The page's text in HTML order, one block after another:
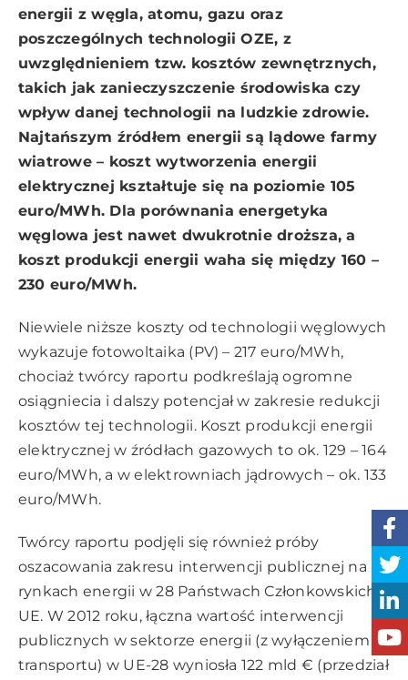
energii z węgla, atomu, gazu oraz
poszczególnych technologii OZE, z
uwzględnieniem tzw. kosztów zewnętrznych,
takich jak zanieczyszczenie środowiska czy
wpływ danej technologii na ludzkie zdrowie.
Najtańszym źródłem energii są lądowe farmy
wiatrowe – koszt wytworzenia energii
elektrycznej kształtuje się na poziomie 105
euro/MWh. Dla porównania energetyka
węglowa jest nawet dwukrotnie droższa, a
koszt produkcji energii waha się między 160 –
230 euro/MWh.
Niewiele niższe koszty od technologii węglowych
wykazuje fotowoltaika (PV) – 217 euro/MWh,
chociaż twórcy raportu podkreślają ogromne
osiągniecia i dalszy potencjał w zakresie redukcji
kosztów tej technologii. Koszt produkcji energii
elektrycznej w źródłach gazowych to ok. 129 – 164
euro/MWh, a w elektrowniach jądrowych – ok. 133
euro/MWh.
Twórcy raportu podjęli się również próby
oszacowania zakresu interwencji publicznej na
rynkach energii w 28 Państwach Członkowskich
UE. W 2012 roku, łączna wartość interwencji
publicznych w sektorze energii (z wyłączeniem
transportu) w UE-28 wyniosła 122 mld € (przedział